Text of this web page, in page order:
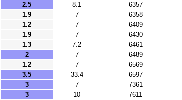
2.5
8.1 6357
1.9
7 6358
1.2
7 6409
1.9
7 6430
1.3
7.2 6461
2
7 6489
1.2
7 6569
3.5
33.4 6597
3
7 7361
3
10 7611